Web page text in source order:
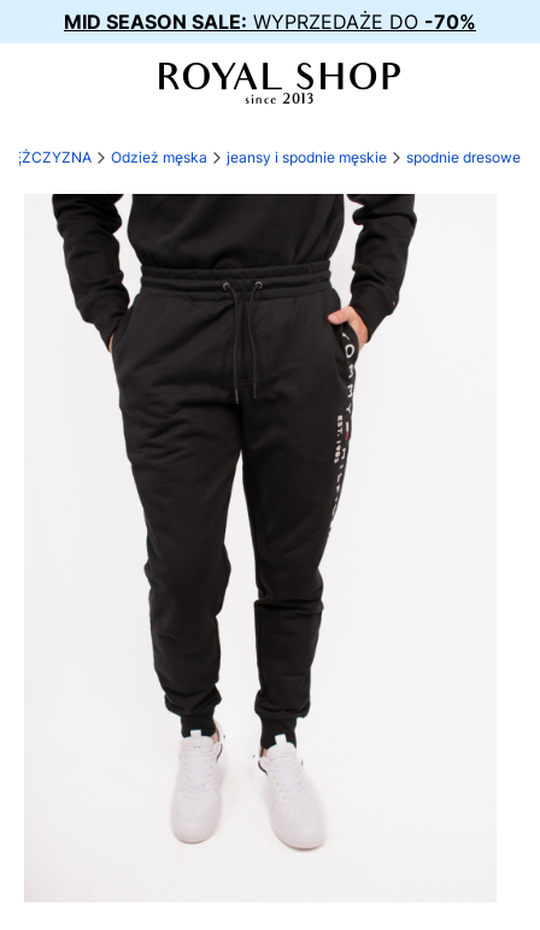
MID SEASON SALE: WYPRZEDAŻE DO -70%
MĘŻCZYZNA Odzież męska jeansy i spodnie męskie spodnie dresowe